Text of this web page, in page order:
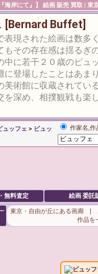
海岸にて』】 絵画 販売 買取 | 東
Buffet]
現された絵画は数多
もその存在感は揺るぎ
中に若干２０歳のビュ
に登場したことはあま
美術館に収蔵されてい
を深め、相撲観戦も楽
ュッフェ > ビュッ
作家名,
無料査定 絵画 委託
東京・自由が丘にある画廊 |
作品を
ビュッ